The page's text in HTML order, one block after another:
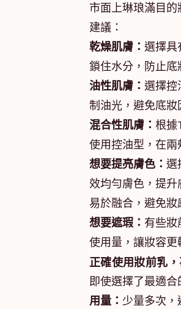
市面上琳琅滿目
建議：
乾燥肌膚： 選擇具
鎖住水分，防止底
油性肌膚： 選擇控
制油光，避免底
混合性肌膚： 根據
使用控油型，在兩
想要提亮膚色： 選
效均勻膚色，提
易於融合，避免妝
想要遮瑕： 有些
使用量，讓妝容更
正確使用妝前乳
即使選擇了最適
用量： 少量多次，